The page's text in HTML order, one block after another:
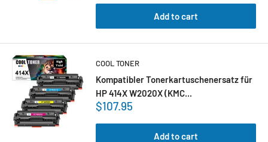
Add to cart
COOL TONER
Kompatibler Tonerkartuschenersatz für
HP 414X W2020X (KMC...
$107.95
Add to cart